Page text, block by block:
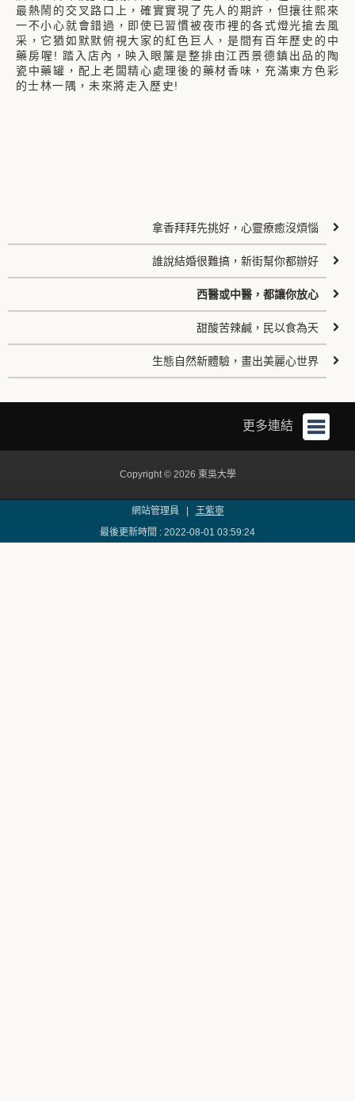
最熱鬧的交叉路口上，確實實現了先人的期許，但攘往熙來
一不小心就會錯過，即使已習慣被夜市裡的各式燈光搶去風
采，它猶如默默俯視大家的紅色巨人，是間有百年歷史的中
藥房喔! 踏入店內，映入眼簾是整排由江西景德鎮出品的陶
瓷中藥罐，配上老闆精心處理後的藥材香味，充滿東方色彩
的士林一隅，未來將走入歷史!
拿香拜拜先挑好，心靈療癒沒煩惱
誰說結婚很難搞，新街幫你都辦好
西醫或中醫，都讓你放心
甜酸苦辣鹹，民以食為天
生態自然新體驗，畫出美麗心世界
更多連結
Copyright © 2026 東吳大學
網站管理員 | 王紫寧
最後更新時間 : 2022-08-01 03:59:24